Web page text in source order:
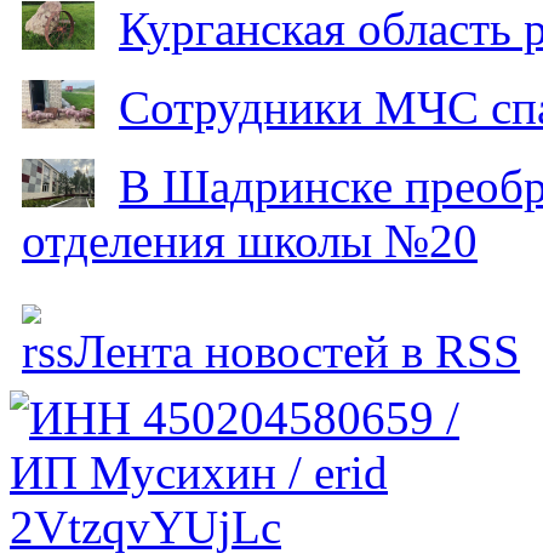
Курганская
Сотрудники МЧС
В Шадринске
отделения школы №20
Лента новостей в RSS